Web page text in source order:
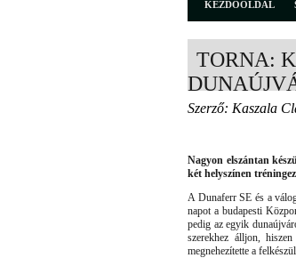
KEZDŐOLDAL
TORNA:
Szerző: Kaszala
Nagyon elszántan
két helyszínen
A Dunaferr SE és a
napot a budapesti
pedig az egyik
szerekhez álljon,
megnehezítette a